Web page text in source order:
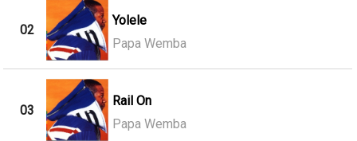
02
Yolele
Papa Wemba
03
Rail On
Papa Wemba